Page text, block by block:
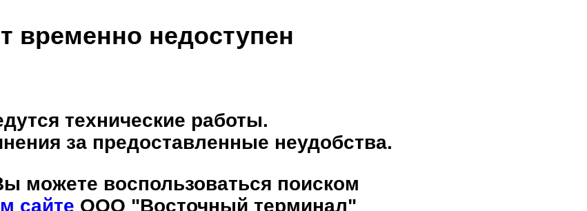
временно недоступен
технические работы.
за предоставленные неудобства.
можете воспользоваться поиском
сайте ООО "Восточный терминал"